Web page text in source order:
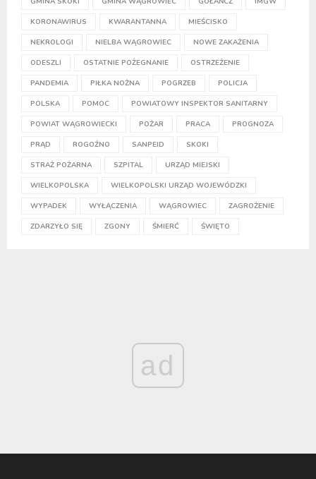
KORONAWIRUS KWARANTANNA MIEŚCISKO
NEKROLOGI NIELBA WĄGROWIEC NOWE ZAKAŻENIA
ODESZLI OSTATNIE POŻEGNANIE OSTRZEŻENIE
PANDEMIA PIŁKA NOŻNA POGRZEB POLICJA
POLSKA POMOC POWIATOWY INSPEKTOR SANITARNY
POWIAT WĄGROWIECKI POŻAR PRACA PROGNOZA
PRĄD ROGOŹNO SANPEID SKOKI
STRAŻ POŻARNA SZPITAL URZĄD MIEJSKI
WIELKOPOLSKA WIELKOPOLSKI URZĄD WOJEWÓDZKI
WYPADEK WYŁĄCZENIA WĄGROWIEC ZAGROŻENIE
ZDARZYŁO SIĘ ZGONY ŚMIERĆ ŚWIĘTO
ad